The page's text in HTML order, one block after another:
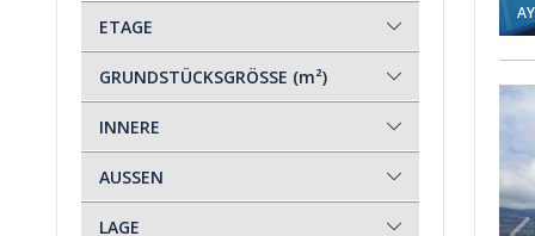
Luxus(430)
Mieteinnahmen Garantie
ETAGE
GRUNDSTÜCKSGRÖSSE (m²)
INNERE
AUSSEN
LAGE
4-schlafzimmer-haus Mit Meerblick Auf Der Kaş Çukurbağ